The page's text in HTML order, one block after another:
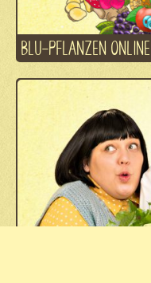
BLU-PFLANZEN